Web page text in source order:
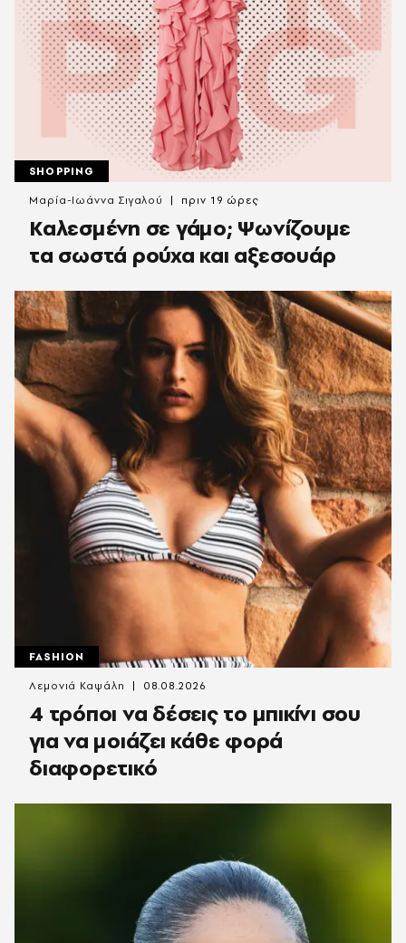
SHOPPING
Καλεσμένη σε γάμο; Ψωνίζουμε
τα σωστά ρούχα και αξεσουάρ
Μαρία-Ιωάννα Σιγαλού πριν 19 ώρες
FASHION
4 τρόποι να δέσεις το μπικίνι σου
για να μοιάζει κάθε φορά
διαφορετικό
Λεμονιά Καψάλη 08.08.2026